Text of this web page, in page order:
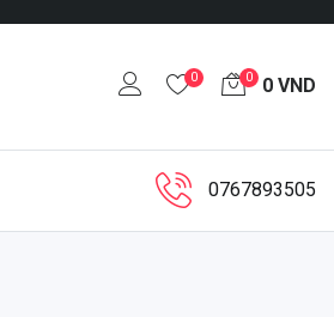
0 0 0 VND
0767893505